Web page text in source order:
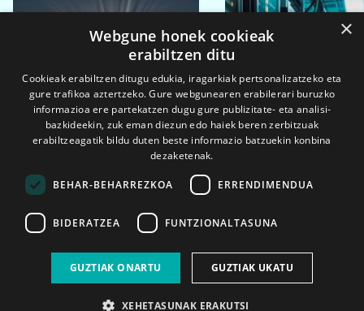
2026ko eka. 1a 2026ko mar. 1a
×
Webgune honek cookieak
erabiltzen ditu
Cookieak erabiltzen ditugu edukia, iragarkiak pertsonalizatzeko eta
gure trafikoa aztertzeko. Gure webgunearen erabilerari buruzko
informazioa ere partekatzen dugu gure publizitate- eta analisi-
bazkideekin, zuk eman diezun edo haiek beren zerbitzuak
erabiltzeagatik bildu duten beste informazio batzuekin konbina
dezaketenak.
BEHAR-BEHARREZKOA ERRENDIMENDUA
BIDERATZEA FUNTZIONALTASUNA
GUZTIAK ONARTU GUZTIAK UKATU
XEHETASUNAK ERAKUTSI